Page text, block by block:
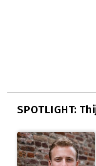
SPOTLIGHT: